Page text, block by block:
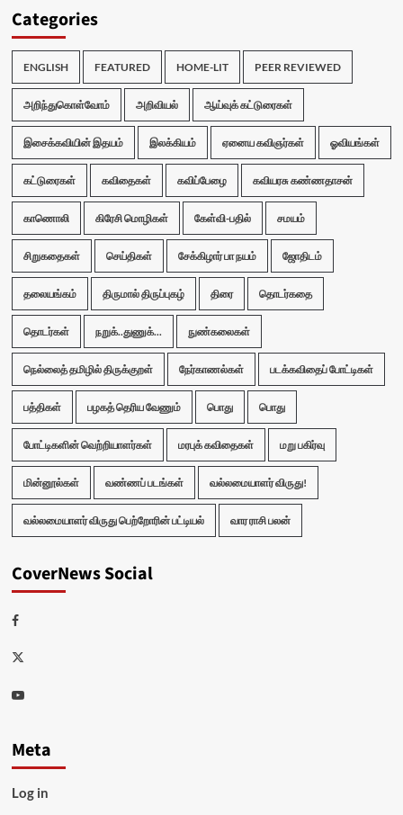
Categories
ENGLISH FEATURED HOME-LIT PEER REVIEWED
அறிந்துகொள்வோம் அறிவியல் ஆய்வுக் கட்டுரைகள்
இசைக்கவியின் இதயம் இலக்கியம் ஏனைய கவிஞர்கள் ஓவியங்கள்
கட்டுரைகள் கவிதைகள் கவிப்பேழை கவியரசு கண்ணதாசன்
காணொலி கிரேசி மொழிகள் கேள்வி-பதில் சமயம்
சிறுகதைகள் செய்திகள் சேக்கிழார் பா நயம் ஜோதிடம்
தலையங்கம் திருமால் திருப்புகழ் திரை தொடர்கதை
தொடர்கள் நறுக்..துணுக்... நுண்கலைகள்
நெல்லைத் தமிழில் திருக்குறள் நேர்காணல்கள் படக்கவிதைப் போட்டிகள்
பத்திகள் பழகத் தெரிய வேணும் பொது பொது
போட்டிகளின் வெற்றியாளர்கள் மரபுக் கவிதைகள் மறு பகிர்வு
மின்னூல்கள் வண்ணப் படங்கள் வல்லமையாளர் விருது!
வல்லமையாளர் விருது பெற்றோரின் பட்டியல் வார ராசி பலன்
CoverNews Social
Facebook
Twitter
Youtube
Meta
Log in